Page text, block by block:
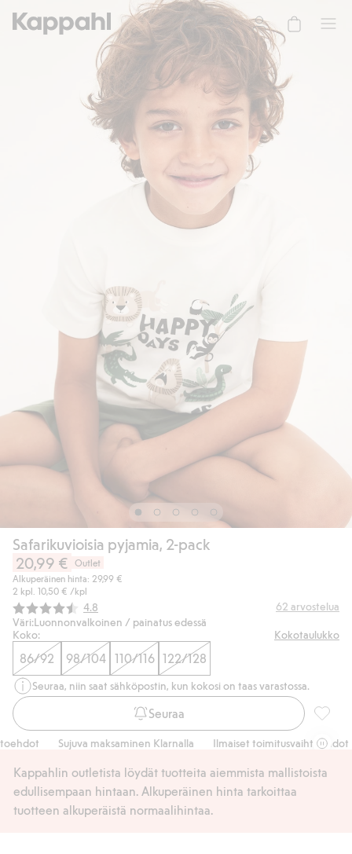
Safarikuvioisia pyjamia, 2-pack
20,99 €
Outlet
Alkuperäinen hinta: 29,99 €
2 kpl. 10,50 € /kpl
Keskimääräinen luokitus:
4.8 62 arvostelua
Väri:Luonnonvalkoinen / painatus edessä
Koko:
Kokotaulukko
86/92 98/104 110/116 122/128
Seuraa, niin saat sähköpostin, kun kokosi on taas varastossa.
Seuraa
Sujuva maksaminen Klarnalla Ilmaiset toimitusvaihtoehdot
Kappahlin outletista löydät tuotteita aiemmista mallistoista
edullisempaan hintaan. Alkuperäinen hinta tarkoittaa
tuotteen alkuperäistä normaalihintaa.